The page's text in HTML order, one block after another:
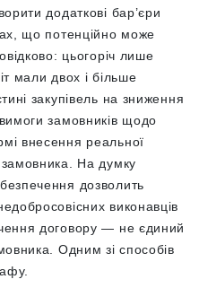
додаткові бар’єри
що потенційно може
цьогоріч лише
мали двох і більше
закупівель на зниження
замовників щодо
внесення реальної
На думку
дозволить
виконавців
договору — не єдиний
Одним зі способів